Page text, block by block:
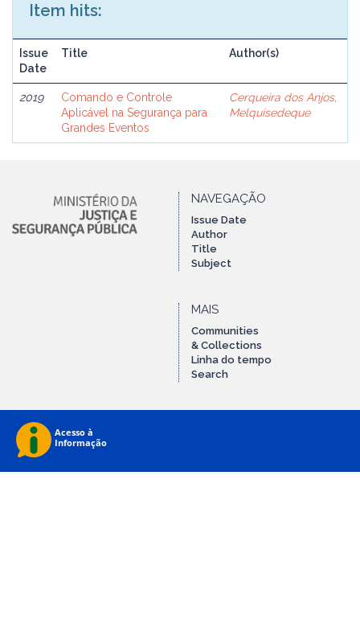
Item hits:
Issue
Date
Title Author(s)
2019
Comando e Controle
Aplicável na Segurança para
Grandes Eventos
Cerqueira dos Anjos,
Melquisedeque
NAVEGAÇÃO
Issue Date
Author
Title
Subject
MAIS
Communities
& Collections
Linha do tempo
Search